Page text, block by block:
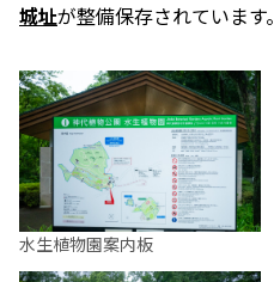
城址が整備保存されています。
水生植物園案内板